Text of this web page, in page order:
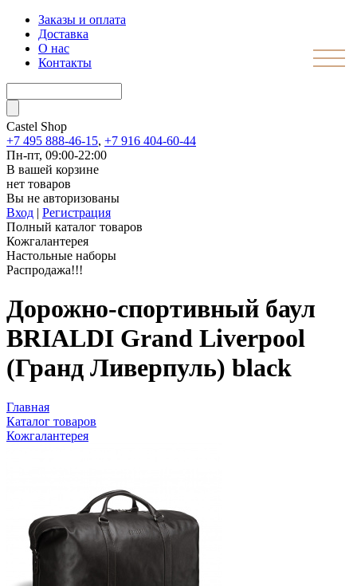
Заказы и оплата
Доставка
О нас
Контакты
Castel Shop
+7 495 888-46-15, +7 916 404-60-44
Пн-пт, 09:00-22:00
В вашей корзине
нет товаров
Вы не авторизованы
Вход | Регистрация
Полный каталог товаров
Кожгалантерея
Настольные наборы
Распродажа!!!
Дорожно-спортивный баул
BRIALDI Grand Liverpool
(Гранд Ливерпуль) black
Главная
Каталог товаров
Кожгалантерея